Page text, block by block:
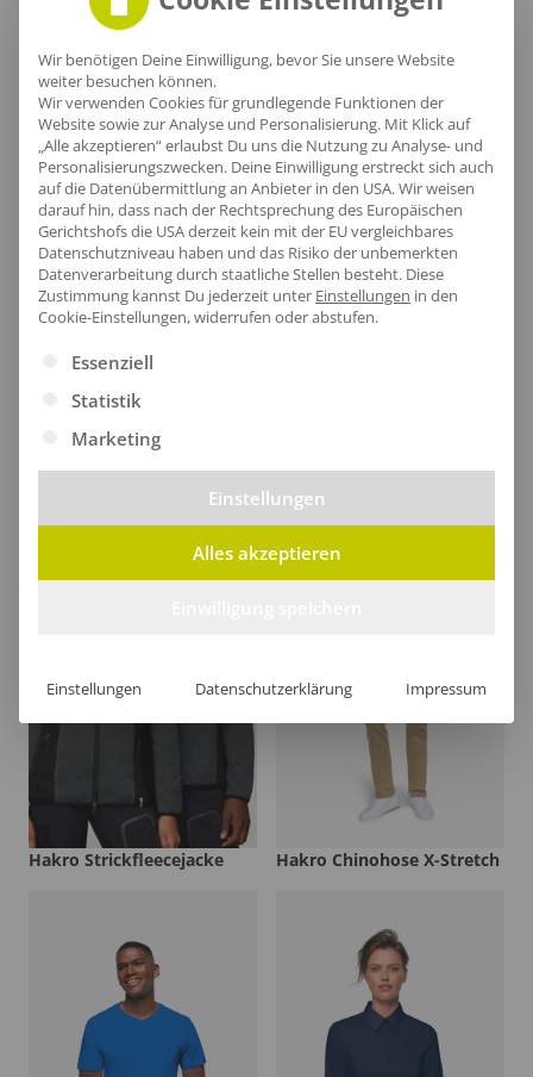
Lieferzeit
[jgm-review-widget]
Kundenprojekte
Kombi Produkte
Hakro Strickfleecejacke Hakro Chinohose X-Stretch
Wir benötigen Deine Einwilligung, bevor Sie unsere Website
weiter besuchen können.
Wir verwenden Cookies für grundlegende Funktionen der
Website sowie zur Analyse und Personalisierung. Mit Klick auf
„Alle akzeptieren“ erlaubst Du uns die Nutzung zu Analyse- und
Personalisierungszwecken. Deine Einwilligung erstreckt sich auch
auf die Datenübermittlung an Anbieter in den USA. Wir weisen
darauf hin, dass nach der Rechtsprechung des Europäischen
Gerichtshofs die USA derzeit kein mit der EU vergleichbares
Datenschutzniveau haben und das Risiko der unbemerkten
Datenverarbeitung durch staatliche Stellen besteht. Diese
Zustimmung kannst Du jederzeit unter Einstellungen in den
Cookie-Einstellungen, widerrufen oder abstufen.
Es folgt eine Liste der Service-Gruppen, für die eine
Essenziell
Statistik
Marketing
Einstellungen
Alles akzeptieren
Einstellungen Datenschutzerklärung Impressum